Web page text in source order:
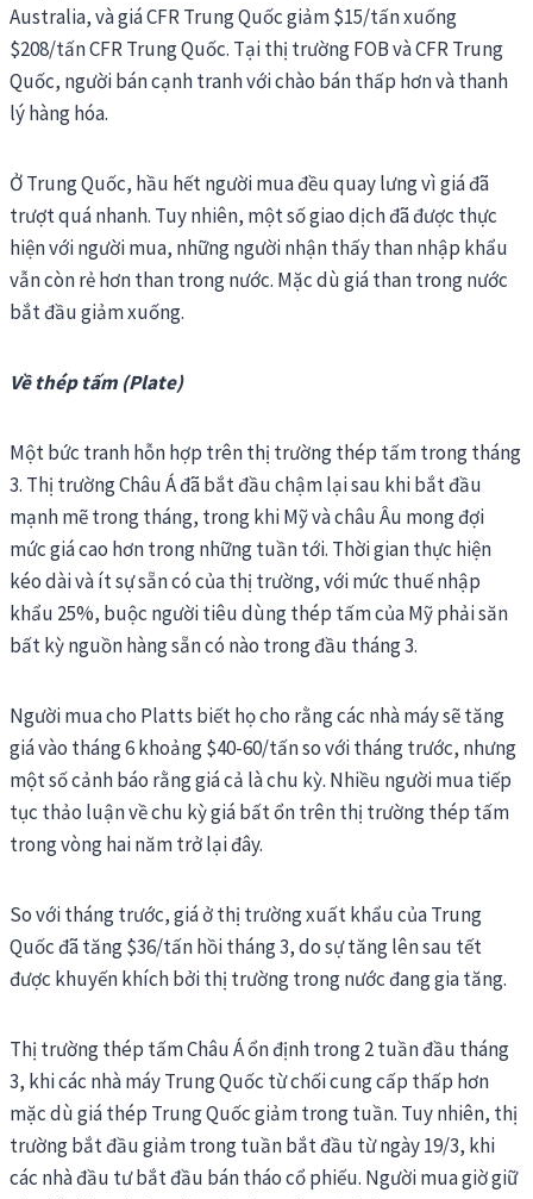
Australia, và giá CFR Trung Quốc giảm $15/tấn xuống
$208/tấn CFR Trung Quốc. Tại thị trường FOB và CFR Trung
Quốc, người bán cạnh tranh với chào bán thấp hơn và thanh
lý hàng hóa.
Ở Trung Quốc, hầu hết người mua đều quay lưng vì giá đã
trượt quá nhanh. Tuy nhiên, một số giao dịch đã được thực
hiện với người mua, những người nhận thấy than nhập khẩu
vẫn còn rẻ hơn than trong nước. Mặc dù giá than trong nước
bắt đầu giảm xuống.
Về thép tấm (Plate)
Một bức tranh hỗn hợp trên thị trường thép tấm trong tháng
3. Thị trường Châu Á đã bắt đầu chậm lại sau khi bắt đầu
mạnh mẽ trong tháng, trong khi Mỹ và châu Âu mong đợi
mức giá cao hơn trong những tuần tới. Thời gian thực hiện
kéo dài và ít sự sẵn có của thị trường, với mức thuế nhập
khẩu 25%, buộc người tiêu dùng thép tấm của Mỹ phải săn
bất kỳ nguồn hàng sẵn có nào trong đầu tháng 3.
Người mua cho Platts biết họ cho rằng các nhà máy sẽ tăng
giá vào tháng 6 khoảng $40-60/tấn so với tháng trước, nhưng
một số cảnh báo rằng giá cả là chu kỳ. Nhiều người mua tiếp
tục thảo luận về chu kỳ giá bất ổn trên thị trường thép tấm
trong vòng hai năm trở lại đây.
So với tháng trước, giá ở thị trường xuất khẩu của Trung
Quốc đã tăng $36/tấn hồi tháng 3, do sự tăng lên sau tết
được khuyến khích bởi thị trường trong nước đang gia tăng.
Thị trường thép tấm Châu Á ổn định trong 2 tuần đầu tháng
3, khi các nhà máy Trung Quốc từ chối cung cấp thấp hơn
mặc dù giá thép Trung Quốc giảm trong tuần. Tuy nhiên, thị
trường bắt đầu giảm trong tuần bắt đầu từ ngày 19/3, khi
các nhà đầu tư bắt đầu bán tháo cổ phiếu. Người mua giờ giữ